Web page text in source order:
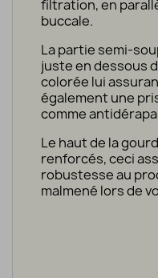
filtration, en
buccale.
La partie semi-
juste en dessous
colorée lui
également une
comme
Le haut de la
renforcés, ceci
robustesse au
malmené lors de